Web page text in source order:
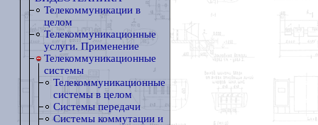
Телекоммуникации в
целом
Телекоммуникационные
услуги. Применение
Телекоммуникационные
системы
Телекоммуникационные
системы в целом
Системы передачи
Системы коммутации и